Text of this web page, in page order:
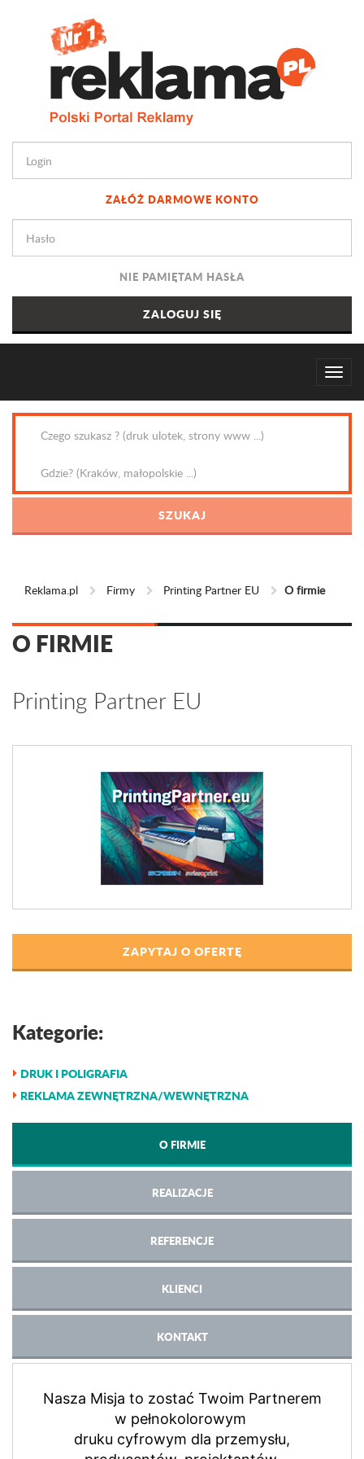
ZAŁÓŻ DARMOWE KONTO
NIE PAMIĘTAM HASŁA
Reklama.pl Firmy Printing Partner EU O firmie
O FIRMIE
Printing Partner EU
ZAPYTAJ O OFERTĘ
Kategorie:
DRUK I POLIGRAFIA
REKLAMA ZEWNĘTRZNA/WEWNĘTRZNA
O FIRMIE
REALIZACJE
REFERENCJE
KLIENCI
KONTAKT
Nasza Misja to zostać Twoim Partnerem
w pełnokolorowym
druku cyfrowym dla przemysłu,